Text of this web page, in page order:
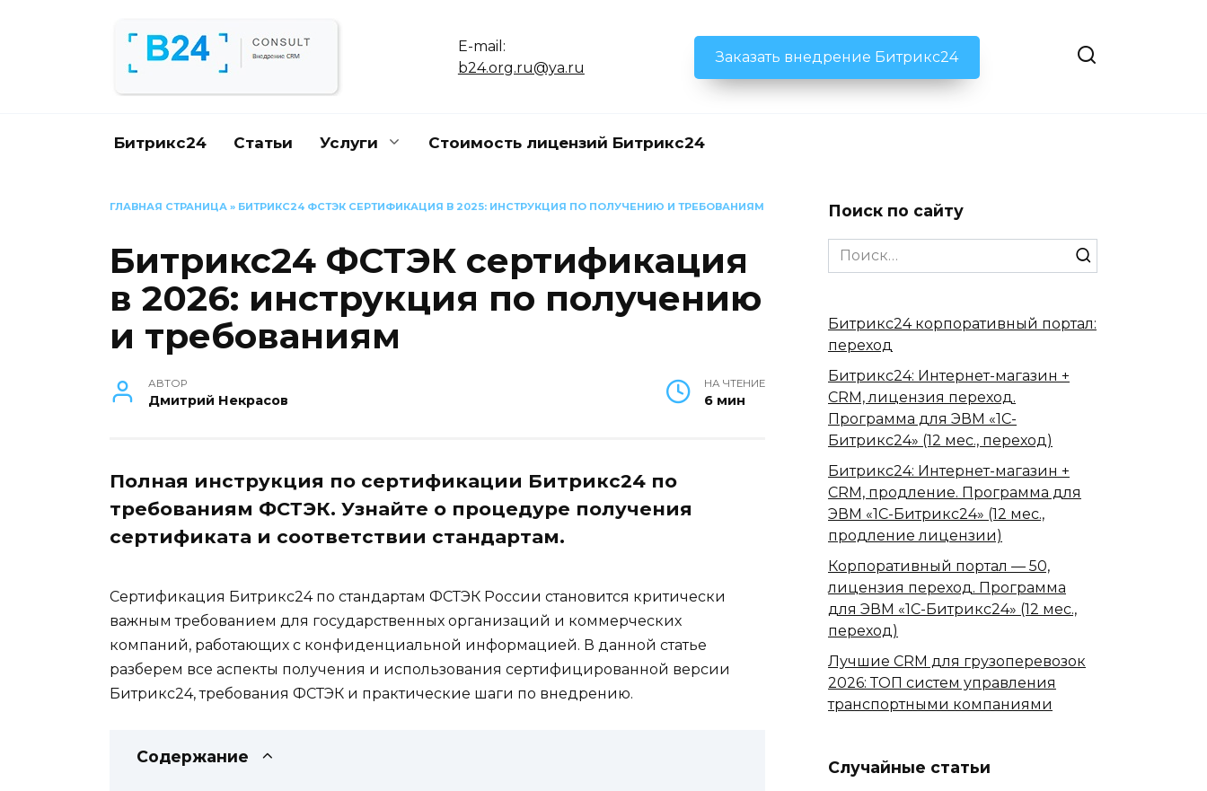
E-mail:
b24.org.ru@ya.ru
Заказать внедрение Битрикс24
Битрикс24 Статьи Услуги Стоимость лицензий Битрикс24
ГЛАВНАЯ СТРАНИЦА » БИТРИКС24 ФСТЭК СЕРТИФИКАЦИЯ В 2025: ИНСТРУКЦИЯ ПО ПОЛУЧЕНИЮ И ТРЕБОВАНИЯМ
Битрикс24 ФСТЭК сертификация
в 2026: инструкция по получению
и требованиям
АВТОР
Дмитрий Некрасов
НА ЧТЕНИЕ
6 мин
Полная инструкция по сертификации Битрикс24 по
требованиям ФСТЭК. Узнайте о процедуре получения
сертификата и соответствии стандартам.
Сертификация Битрикс24 по стандартам ФСТЭК России становится критически
важным требованием для государственных организаций и коммерческих
компаний, работающих с конфиденциальной информацией. В данной статье
разберем все аспекты получения и использования сертифицированной версии
Битрикс24, требования ФСТЭК и практические шаги по внедрению.
Содержание
Поиск по сайту
Search
for:
Битрикс24 корпоративный портал:
переход
Битрикс24: Интернет-магазин +
CRM, лицензия переход.
Программа для ЭВМ «1С-
Битрикс24» (12 мес., переход)
Битрикс24: Интернет-магазин +
CRM, продление. Программа для
ЭВМ «1С-Битрикс24» (12 мес.,
продление лицензии)
Корпоративный портал — 50,
лицензия переход. Программа
для ЭВМ «1С-Битрикс24» (12 мес.,
переход)
Лучшие CRM для грузоперевозок
2026: ТОП систем управления
транспортными компаниями
Случайные статьи